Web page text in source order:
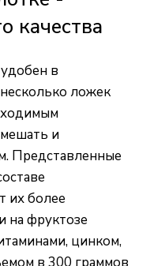
качества
в
ложек
и
Представленные
их более
на фруктозе
цинком,